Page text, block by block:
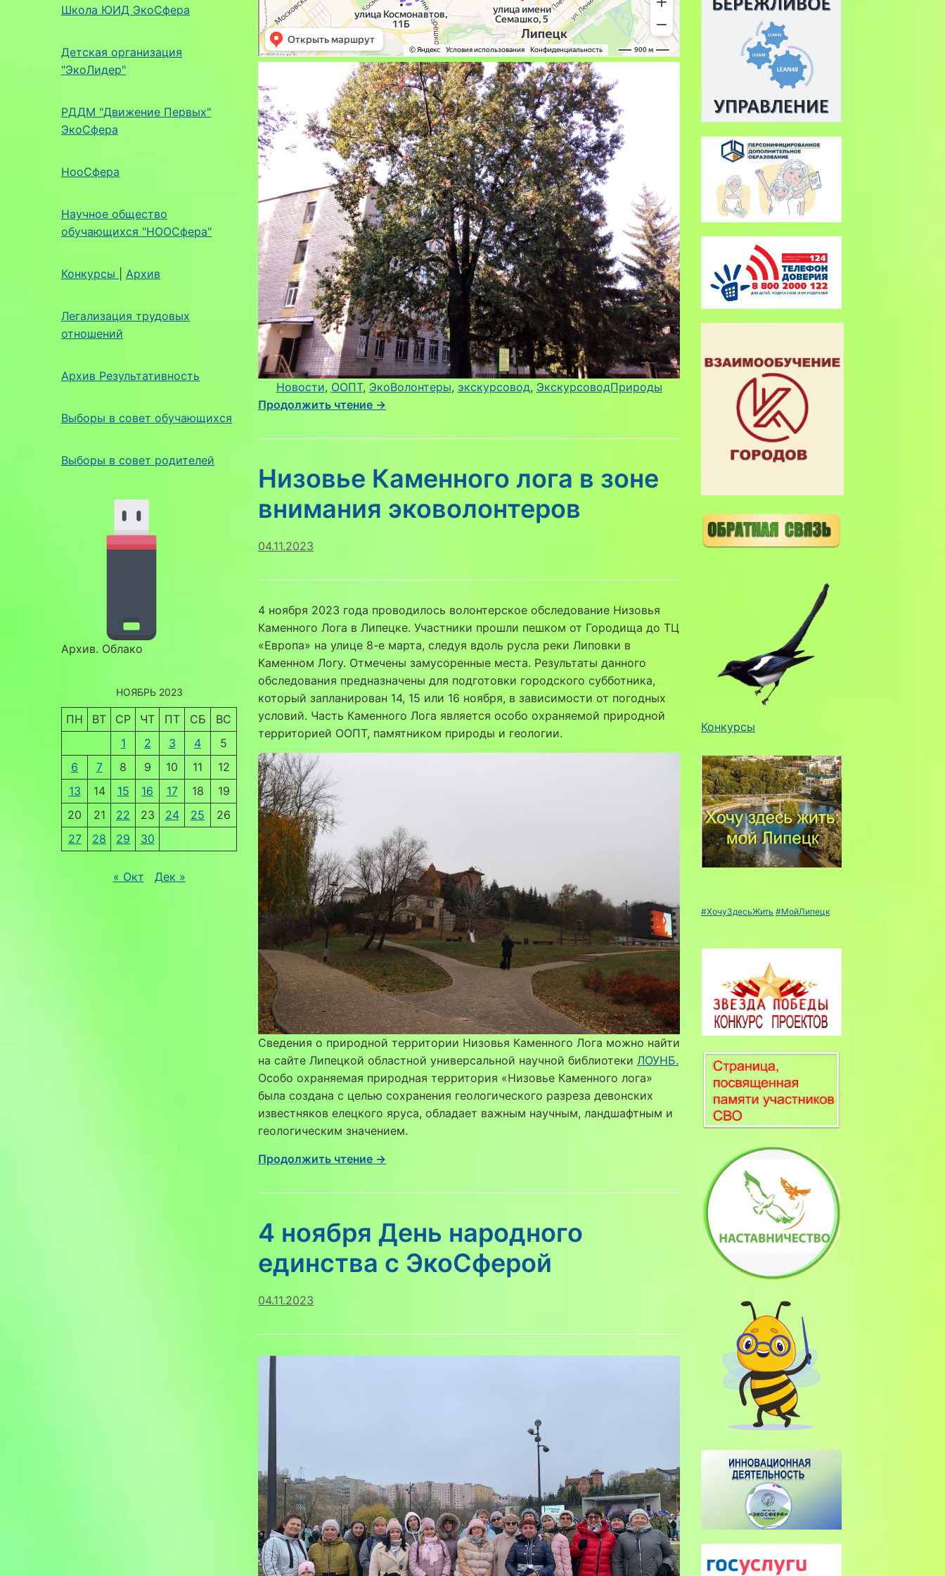
Школа ЮИД ЭкоСфера
Детская организация
"ЭкоЛидер"
РДДМ "Движение Первых"
ЭкоСфера
НооСфера
Научное общество
обучающихся "НООСфера"
Конкурсы Архив
Легализация трудовых
отношений
Архив Результативность
Выборы в совет обучающихся
Выборы в совет родителей
Архив. Облако
НОЯБРЬ 2023
ПН ВТ СР ЧТ ПТ СБ
ВС
1
2 3 4
5
6
7 8 9 10 11
12
13
14 15 16 17 18
19
20
21 22 23 24 25
26
27
28 29 30
« Окт Дек »
Новости, ООПТ, ЭкоВолонтеры, экскурсовод, ЭкскурсоводПрироды
Продолжить чтение →
Низовье Каменного лога в зоне
внимания эковолонтеров
04.11.2023
4 ноября 2023 года проводилось волонтерское обследование Низовья
Каменного Лога в Липецке. Участники прошли пешком от Городища до ТЦ
«Европа» на улице 8-е марта, следуя вдоль русла реки Липовки в
Каменном Логу. Отмечены замусоренные места. Результаты данного
обследования предназначены для подготовки городского субботника,
который запланирован 14, 15 или 16 ноября, в зависимости от погодных
условий. Часть Каменного Лога является особо охраняемой природной
территорией ООПТ, памятником природы и геологии.
Сведения о природной территории Низовья Каменного Лога можно найти
на сайте Липецкой областной универсальной научной библиотеки ЛОУНБ.
Особо охраняемая природная территория «Низовье Каменного лога»
была создана с целью сохранения геологического разреза девонских
известняков елецкого яруса, обладает важным научным, ландшафтным и
геологическим значением.
Продолжить чтение →
4 ноября День народного
единства с ЭкоСферой
04.11.2023
Конкурсы
#ХочуЗдесьЖить #МойЛипецк